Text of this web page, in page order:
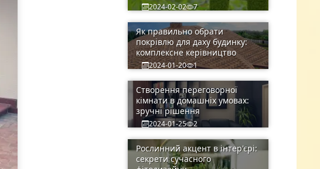
2024-02-02 7
Як правильно обрати
покрівлю для даху будинку:
комплексне керівництво
2024-01-20 1
Створення переговорної
кімнати в домашніх умовах:
зручні рішення
2024-01-25 2
Рослинний акцент в інтер'єрі:
секрети сучасного